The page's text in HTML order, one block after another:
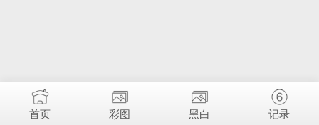
首页 彩图 黑白 记录